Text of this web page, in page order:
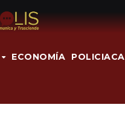
ECONOMÍA POLICIACA